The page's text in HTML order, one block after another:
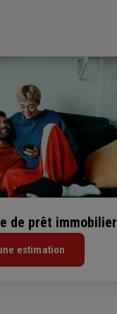
de prêt immobilier
estimation